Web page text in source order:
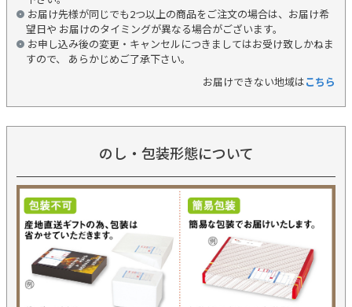
お届け先様が同じでも2つ以上の商品をご注文の場合は、お届け希
望日や お届けのタイミングが異なる場合がございます。
お申し込み後の変更・キャンセルにつきましてはお受け致しかねま
すので、 あらかじめご了承下さい。
お届けできない地域はこちら
のし・包装形態について